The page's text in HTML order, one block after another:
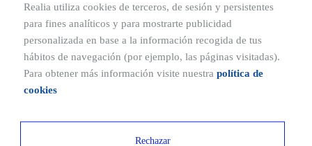
agua en Parque del Ensanche
Por su parte, la urbanización Realia Parque del Ensanche
actualmente también en construcción y comercialización, dispondrá
de un sistema de ahorro de agua en el hogar que consistirá en la
puntos de suministro, tanto en las viviendas como las zonas
Realia utiliza cookies de terceros, de sesión y persistentes
para fines analíticos y para mostrarte publicidad
personalizada en base a la información recogida de tus
hábitos de navegación (por ejemplo, las páginas visitadas).
Para obtener más información visite nuestra política de
cookies
Rechazar